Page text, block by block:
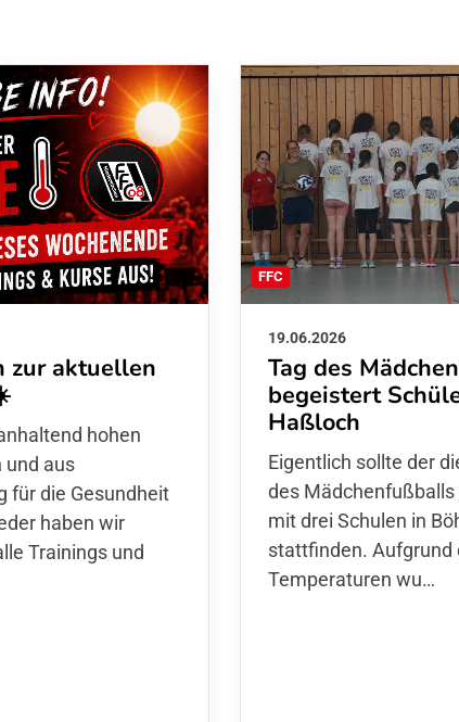
zur aktuellen
hohen
und aus
für die Gesundheit
haben wir
Trainings und
FFC
19.06.2026
Tag des
begeistert
Haßloch
Eigentlich sollte der
des
mit drei Schulen in
stattfinden. Aufgrund
Temperaturen wu…